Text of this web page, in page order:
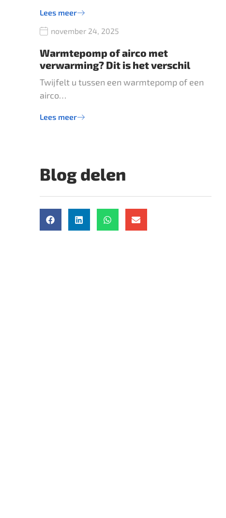
Lees meer
november 24, 2025
Warmtepomp of airco met
verwarming? Dit is het verschil
Twijfelt u tussen een warmtepomp of een
airco…
Lees meer
Blog delen